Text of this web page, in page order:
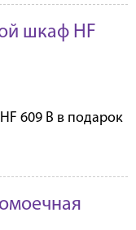
шкаф HF
609 B в подарок